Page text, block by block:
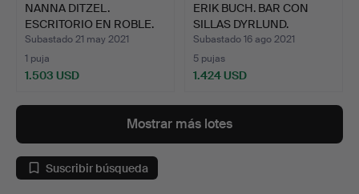
NANNA DITZEL.
ESCRITORIO EN ROBLE.
Subastado 21 may 2021
1 puja
1.503 USD
ERIK BUCH. BAR CON
SILLAS DYRLUND.
Subastado 16 ago 2021
5 pujas
1.424 USD
Mostrar más lotes
Suscribir búsqueda